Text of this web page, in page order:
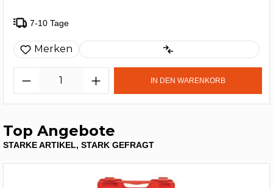
7-10 Tage
Merken
IN DEN WARENKORB
Top Angebote
STARKE ARTIKEL, STARK GEFRAGT